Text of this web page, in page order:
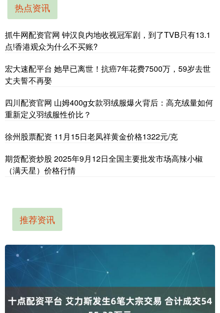
热点资讯
抓牛网配资官网 钟汉良内地收视冠军剧，到了TVB只有13.1
点!香港观众为什么不买账?
宏大速配平台 她早已离世！抗癌7年花费7500万，59岁去世
丈夫誓不再娶
四川配资官网 山姆400g女款羽绒服爆火背后：高充绒量如何
重新定义羽绒服性价比？
徐州股票配资 11月15日老凤祥黄金价格1322元/克
期货配资炒股 2025年9月12日全国主要批发市场高辣小椒
（满天星）价格行情
推荐资讯